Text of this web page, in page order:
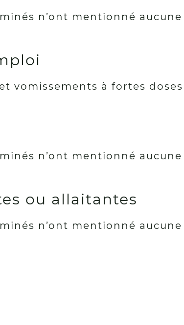
n’ont mentionné
vomissements à fortes doses
n’ont mentionné
ou allaitantes
n’ont mentionné